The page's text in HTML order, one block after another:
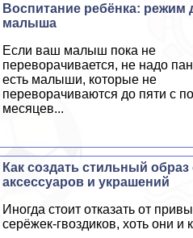
Воспитание ребёнка: режим
малыша
Если ваш малыш пока не
переворачивается, не надо
есть малыши, которые не
переворачиваются до пяти с
месяцев...
Как создать стильный
аксессуаров и украшений
Иногда стоит отказать от
серёжек-гвоздиков, хоть они и